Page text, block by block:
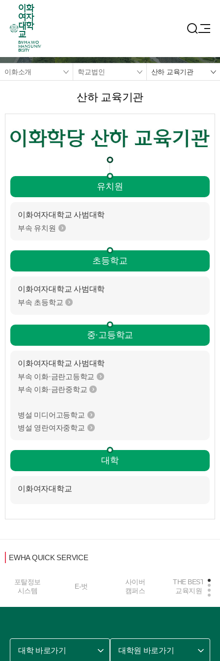
이화
여자
대학
교
EWHA WO
MANS UNIV
ERSITY
이화소개 학교법인 산하 교육기관
산하 교육기관
유치원
이화여자대학교 사범대학
부속 유치원
초등학교
이화여자대학교 사범대학
부속 초등학교
중·고등학교
이화여자대학교 사범대학
부속 이화·금란고등학교
부속 이화·금란중학교
병설 미디어고등학교
병설 영란여자중학교
대학
이화여자대학교
EWHA QUICK SERVICE
포탈정보
시스템
E-벗
사이버
캠퍼스
THE BEST
교육지원
대학 바로가기 대학원 바로가기